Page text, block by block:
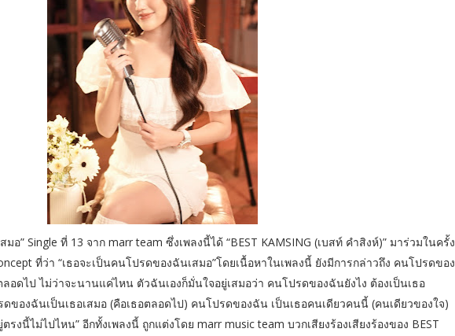
Single ที่ 13 จาก marr team ซึ่งเพลงนี้ได้ “BEST KAMSING (เบสท์ คำสิงห์)” มาร่วมในครั้ง
ที่ว่า “เธอจะเป็นคนโปรดของฉันเสมอ”โดยเนื้อหาในเพลงนี้ ยังมีการกล่าวถึง คนโปรดของ
ลอดไป ไม่ว่าจะนานแค่ไหน ตัวฉันเองก็มั่นใจอยู่เสมอว่า คนโปรดของฉันยังไง ต้องเป็นเธอ
ของฉันเป็นเธอเสมอ (คือเธอตลอดไป) คนโปรดของฉัน เป็นเธอคนเดียวคนนี้ (คนเดียวของใจ)
รงนี้ไม่ไปไหน” อีกทั้งเพลงนี้ ถูกแต่งโดย marr music team บวกเสียงร้องเสียงร้องของ BEST